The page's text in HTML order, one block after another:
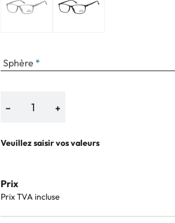
Sphère
− +
Veuillez saisir vos valeurs
Prix
Prix TVA incluse